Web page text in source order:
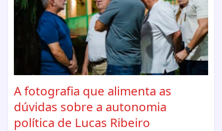
A fotografia que alimenta as
dúvidas sobre a autonomia
política de Lucas Ribeiro